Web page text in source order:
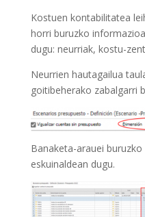
Kostuen kontabilitatea
horri buruzko
dugu: neurriak, kostu-
Neurrien hautagailua
goitibeherako zabalgarri
Banaketa-arauei
eskuinaldean dugu.